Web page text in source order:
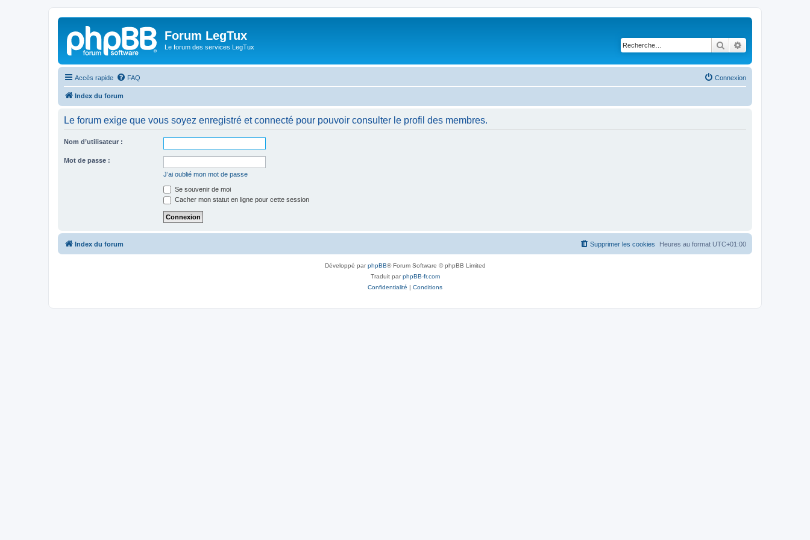
Forum LegTux
Le forum des services LegTux Rechercher
Accès rapide FAQ Connexion
Index du forum
Le forum exige que vous soyez enregistré et connecté pour pouvoir consulter le profil des membres.
Nom d’utilisateur :
Mot de passe :
J’ai oublié mon mot de passe
Se souvenir de moi
Cacher mon statut en ligne pour cette session
Index du forum Heures au format UTC+01:00
Supprimer les cookies
Développé parphpBB® Forum Software © phpBB Limited
Traduit parphpBB-fr.com
Confidentialité | Conditions